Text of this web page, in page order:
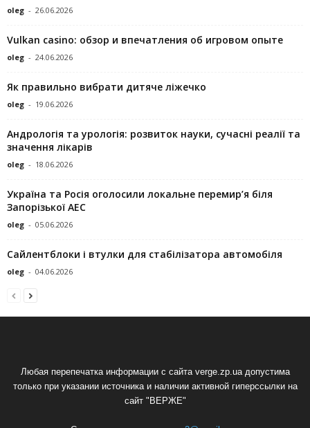
oleg - 26.06.2026
Vulkan casino: обзор и впечатления об игровом опыте
oleg - 24.06.2026
Як правильно вибрати дитяче ліжечко
oleg - 19.06.2026
Андрологія та урологія: розвиток науки, сучасні реалії та
значення лікарів
oleg - 18.06.2026
Україна та Росія оголосили локальне перемир’я біля
Запорізької АЕС
oleg - 05.06.2026
Сайлентблоки і втулки для стабілізатора автомобіля
oleg - 04.06.2026
Любая перепечатка информации с сайта verge.zp.ua допустима
только при указании источника и наличии активной гиперссылки на
сайт "ВЕРЖЕ"